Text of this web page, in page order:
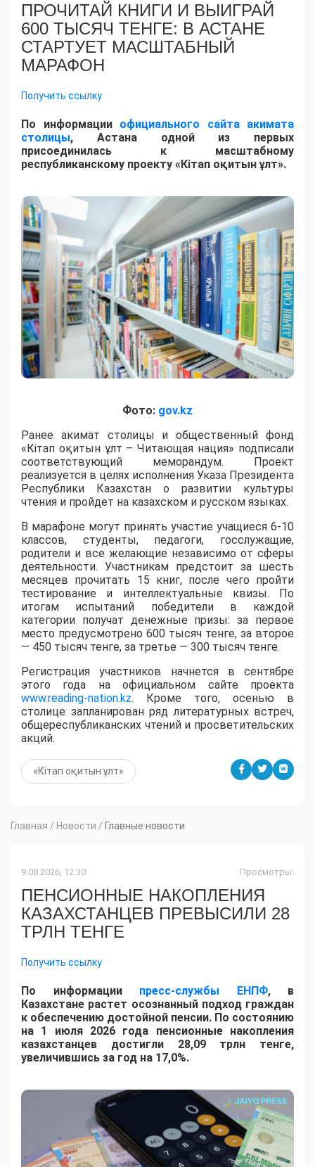
ПРОЧИТАЙ КНИГИ И ВЫИГРАЙ
600 ТЫСЯЧ ТЕНГЕ: В АСТАНЕ
СТАРТУЕТ МАСШТАБНЫЙ
МАРАФОН
Получить ссылку
По информации официального сайта акимата
столицы, Астана одной из первых
присоединилась к масштабному
республиканскому проекту «Кітап оқитын ұлт».
Фото: gov.kz
Ранее акимат столицы и общественный фонд
«Кітап оқитын ұлт – Читающая нация» подписали
соответствующий меморандум. Проект
реализуется в целях исполнения Указа Президента
Республики Казахстан о развитии культуры
чтения и пройдет на казахском и русском языках.
В марафоне могут принять участие учащиеся 6-10
классов, студенты, педагоги, госслужащие,
родители и все желающие независимо от сферы
деятельности. Участникам предстоит за шесть
месяцев прочитать 15 книг, после чего пройти
тестирование и интеллектуальные квизы. По
итогам испытаний победители в каждой
категории получат денежные призы: за первое
место предусмотрено 600 тысяч тенге, за второе
— 450 тысяч тенге, за третье — 300 тысяч тенге.
Регистрация участников начнется в сентябре
этого года на официальном сайте проекта
www.reading-nation.kz. Кроме того, осенью в
столице запланирован ряд литературных встреч,
общереспубликанских чтений и просветительских
акций.
«Кітап оқитын ұлт»
Главная / Новости / Главные новости
9.08.2026, 12:30 Просмотры:
ПЕНСИОННЫЕ НАКОПЛЕНИЯ
КАЗАХСТАНЦЕВ ПРЕВЫСИЛИ 28
ТРЛН ТЕНГЕ
Получить ссылку
По информации пресс-службы ЕНПФ, в
Казахстане растет осознанный подход граждан
к обеспечению достойной пенсии. По состоянию
на 1 июля 2026 года пенсионные накопления
казахстанцев достигли 28,09 трлн тенге,
увеличившись за год на 17,0%.